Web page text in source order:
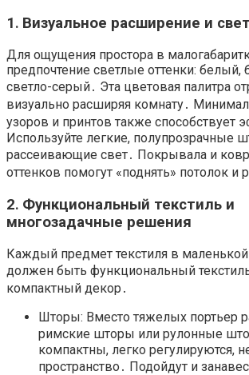
1․ Визуальное расширение и
Для ощущения простора в
предпочтение светлые оттенки:
светло-серый․ Эта цветовая палитра
визуально расширяя комнату․
узоров и принтов также способствует
Используйте легкие, полупрозрачные
рассеивающие свет․ Покрывала и
оттенков помогут «поднять» потолок и
2․ Функциональный текстиль и
многозадачные решения
Каждый предмет текстиля в маленькой
должен быть функциональный
компактный декор․
Шторы: Вместо тяжелых портьер
римские шторы или рулонные
компактны, легко регулируются,
пространство․ Подойдут и